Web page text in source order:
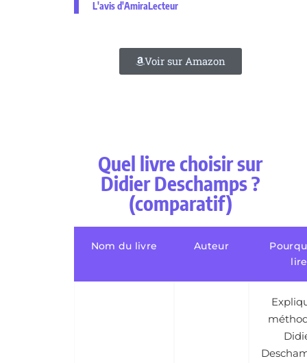
L'avis d'AmiraLecteur
Voir sur Amazon
Quel livre choisir sur
Didier Deschamps ?
(comparatif)
Nom du livre Auteur
lire